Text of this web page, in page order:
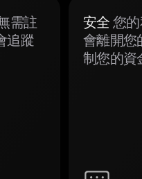
需註
追蹤
安全 您
會離開您
制您的資